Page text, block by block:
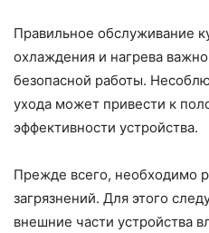
Правильное обслуживание
охлаждения и нагрева
безопасной работы.
ухода может привести к
эффективности устройства.
Прежде всего, необходимо
загрязнений. Для этого
внешние части устройства